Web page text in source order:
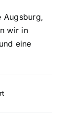
Augsburg,
wir in
eine
für